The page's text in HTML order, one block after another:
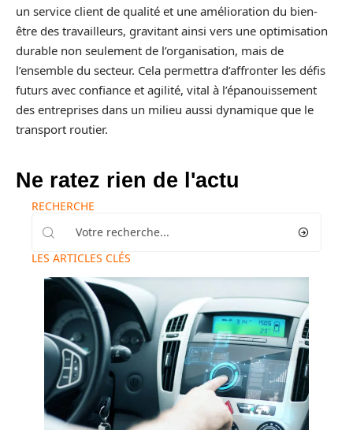
un service client de qualité et une amélioration du bien-
être des travailleurs, gravitant ainsi vers une optimisation
durable non seulement de l’organisation, mais de
l’ensemble du secteur. Cela permettra d’affronter les défis
futurs avec confiance et agilité, vital à l’épanouissement
des entreprises dans un milieu aussi dynamique que le
transport routier.
Ne ratez rien de l'actu
RECHERCHE
LES ARTICLES CLÉS